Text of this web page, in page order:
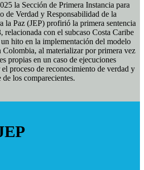
la Sección de Primera Instancia para
de Verdad y Responsabilidad de la
la Paz (JEP) profirió la primera sentencia
relacionada con el subcaso Costa Caribe
hito en la implementación del modelo
Colombia, al materializar por primera vez
propias en un caso de ejecuciones
proceso de reconocimiento de verdad y
los comparecientes.